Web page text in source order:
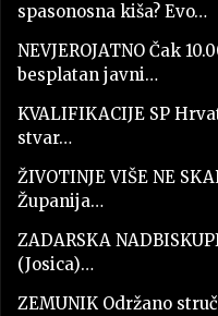
spasonosna kiša? Evo…
NEVJEROJATNO Čak
besplatan javni…
KVALIFIKACIJE SP
stvar…
ŽIVOTINJE VIŠE NE
Županija…
ZADARSKA
(Josica)…
ZEMUNIK Održano